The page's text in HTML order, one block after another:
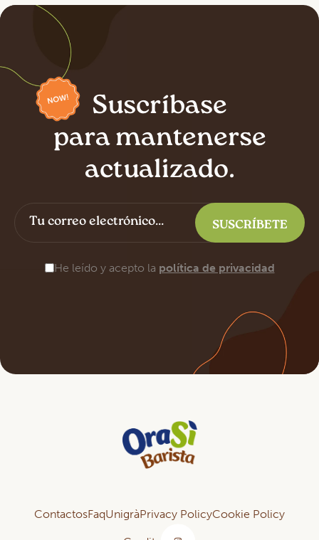
Suscríbase
para mantenerse
actualizado.
He leído y acepto la política de privacidad
ContactosFaqUnigràPrivacy PolicyCookie Policy